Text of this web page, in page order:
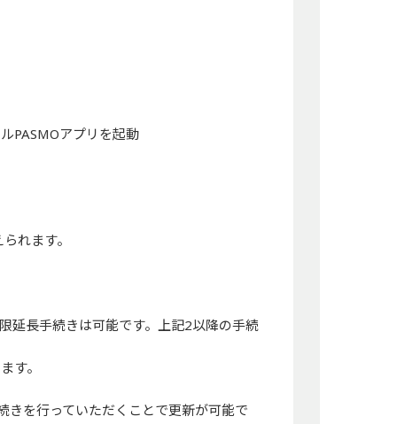
PASMOアプリを起動
れます。
延長手続きは可能です。上記2以降の手続
す。
を行っていただくことで更新が可能で